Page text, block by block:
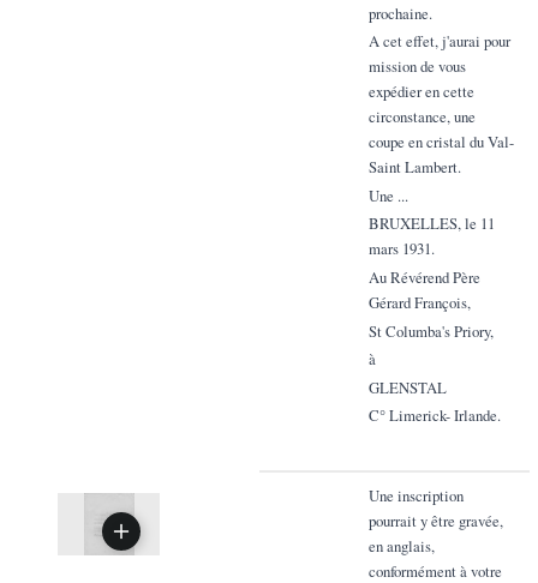
prochaine.
A cet effet, j'aurai pour
mission de vous
expédier en cette
circonstance, une
coupe en cristal du Val-
Saint Lambert.
Une ...
BRUXELLES, le 11
mars 1931.
Au Révérend Père
Gérard François,
St Columba's Priory,
à
GLENSTAL
C° Limerick- Irlande.
Une inscription
pourrait y être gravée,
en anglais,
conformément à votre